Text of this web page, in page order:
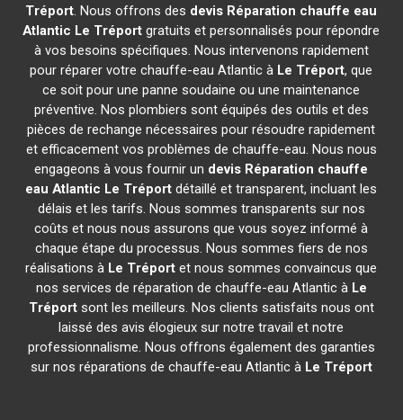
Tréport. Nous offrons des devis Réparation chauffe eau
Atlantic Le Tréport gratuits et personnalisés pour répondre
à vos besoins spécifiques. Nous intervenons rapidement
pour réparer votre chauffe-eau Atlantic à Le Tréport, que
ce soit pour une panne soudaine ou une maintenance
préventive. Nos plombiers sont équipés des outils et des
pièces de rechange nécessaires pour résoudre rapidement
et efficacement vos problèmes de chauffe-eau. Nous nous
engageons à vous fournir un devis Réparation chauffe
eau Atlantic Le Tréport détaillé et transparent, incluant les
délais et les tarifs. Nous sommes transparents sur nos
coûts et nous nous assurons que vous soyez informé à
chaque étape du processus. Nous sommes fiers de nos
réalisations à Le Tréport et nous sommes convaincus que
nos services de réparation de chauffe-eau Atlantic à Le
Tréportsont les meilleurs. Nos clients satisfaits nous ont
laissé des avis élogieux sur notre travail et notre
professionnalisme. Nous offrons également des garanties
sur nos réparations de chauffe-eau Atlantic à Le Tréport